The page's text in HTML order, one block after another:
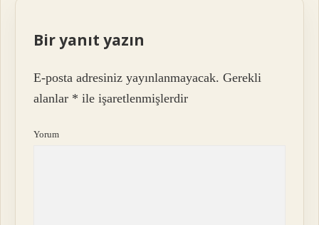
Bir yanıt yazın
E-posta adresiniz yayınlanmayacak. Gerekli
alanlar * ile işaretlenmişlerdir
Yorum